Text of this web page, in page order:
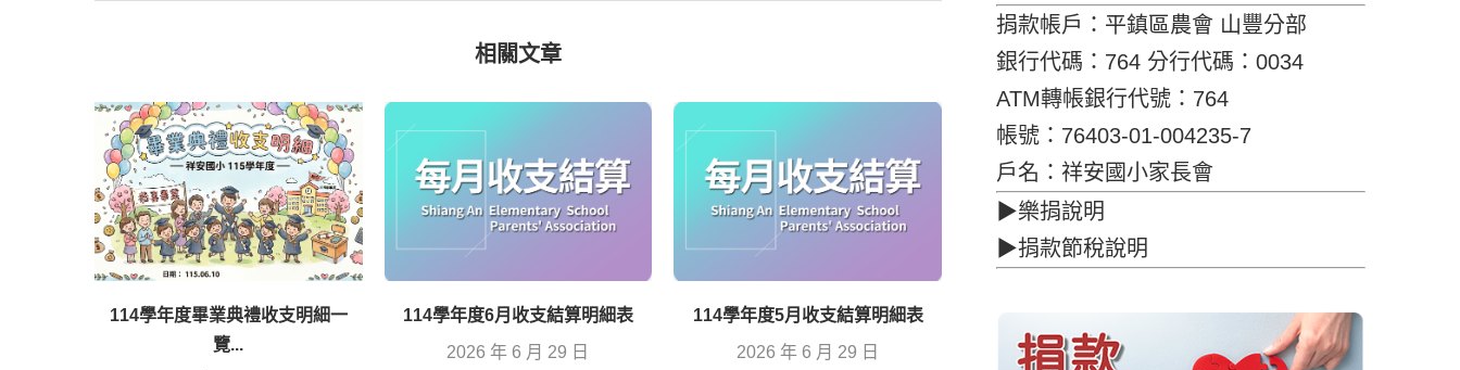
相關文章
114學年度畢業典禮收支明細一
覽...
114學年度6月收支結算明細表
2026 年 6 月 29 日
114學年度5月收支結算明細表
2026 年 6 月 29 日
捐款帳戶：平鎮區農會 山豐分部
銀行代碼：764 分行代碼：0034
ATM轉帳銀行代號：764
帳號：76403-01-004235-7
戶名：祥安國小家長會
▶樂捐說明
▶捐款節稅說明